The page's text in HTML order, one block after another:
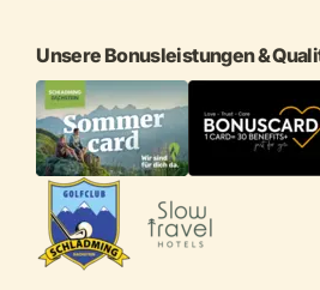
Unsere Bonusleistungen &